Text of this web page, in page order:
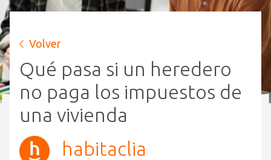
Volver
Qué pasa si un heredero
no paga los impuestos de
una vivienda
habitaclia